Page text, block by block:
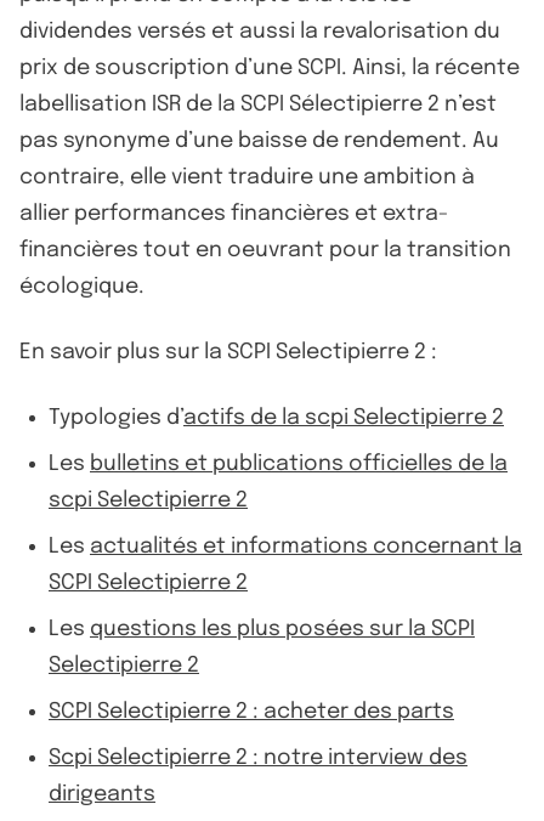
dividendes versés et aussi la revalorisation du
prix de souscription d’une SCPI. Ainsi, la récente
labellisation ISR de la SCPI Sélectipierre 2 n’est
pas synonyme d’une baisse de rendement. Au
contraire, elle vient traduire une ambition à
allier performances financières et extra-
financières tout en oeuvrant pour la transition
écologique.
En savoir plus sur la SCPI Selectipierre 2 :
Typologies d’actifs de la scpi Selectipierre 2
Les bulletins et publications officielles de la
scpi Selectipierre 2
Les actualités et informations concernant la
SCPI Selectipierre 2
Les questions les plus posées sur la SCPI
Selectipierre 2
SCPI Selectipierre 2 : acheter des parts
Scpi Selectipierre 2 : notre interview des
dirigeants